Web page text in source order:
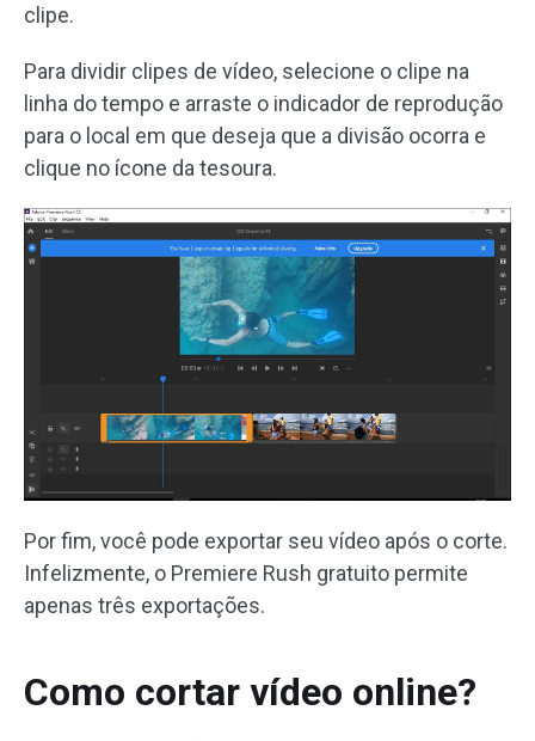
clipe.
Para dividir clipes de vídeo, selecione o clipe na
linha do tempo e arraste o indicador de reprodução
para o local em que deseja que a divisão ocorra e
clique no ícone da tesoura.
Por fim, você pode exportar seu vídeo após o corte.
Infelizmente, o Premiere Rush gratuito permite
apenas três exportações.
Como cortar vídeo online?